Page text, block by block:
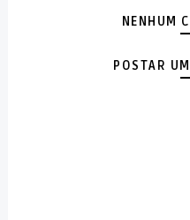
NENHUM
POSTAR